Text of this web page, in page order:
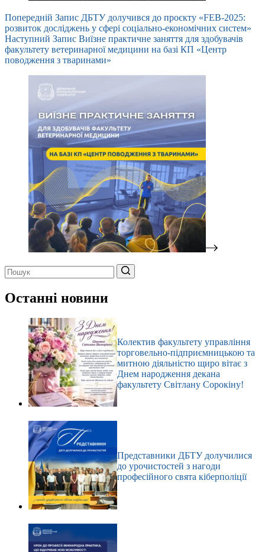
Попередній Запис ДБТУ долучився до проєкту «FEB-2025:
розвиток досліджень у сфері соціально-економічних систем»
Наступний Запис Виїзне практичне заняття для здобувачів
факультету ветеринарної медицини на базі КП «Центр
поводження з тваринами»
результатів
Останні новини
Колектив факультету управління
торговельно-підприємницькою та
митною діяльністю щиро вітає з
Днем народження декана
факультету Світлану Сорокіну!
Представники ДБТУ долучилися
до урочистостей з нагоди
професійного свята кіберполіції